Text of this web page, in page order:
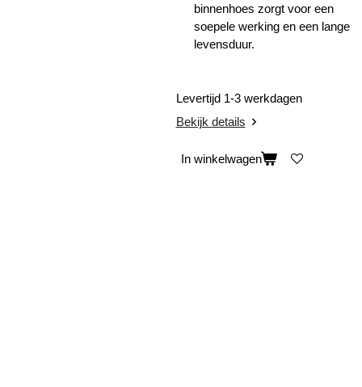
binnenhoes zorgt voor een
soepele werking en een lange
levensduur.
Levertijd 1-3 werkdagen
Bekijk details
In winkelwagen